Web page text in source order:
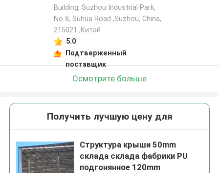
Building, Suzhou Industrial Park,
No 8, Suhua Road ,Suzhou, China,
215021 ,Китай
5.0
Подтверженный
поставщик
Осмотрите больше
Получить лучшую цену для
Структура крыши 50mm
склада склада фабрики PU
подгонянное 120mm